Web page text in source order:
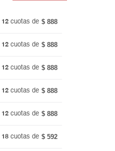
12 cuotas de $ 888
12 cuotas de $ 888
12 cuotas de $ 888
12 cuotas de $ 888
12 cuotas de $ 888
18 cuotas de $ 592